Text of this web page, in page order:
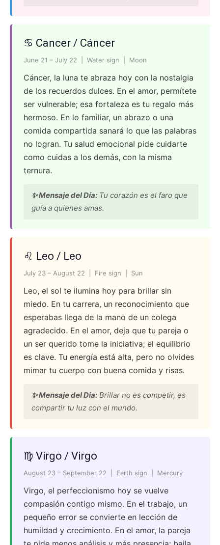
♋ Cancer / Cáncer
June 21 – July 22 | Water sign | Moon
Cáncer, la luna te abraza hoy con la nostalgia
de los recuerdos dulces. En el amor, permítete
ser vulnerable; esa fortaleza es tu regalo más
hermoso. En lo familiar, un abrazo o una
comida compartida sanará lo que las palabras
no logran. Tu salud emocional pide cuidarte
como cuidas a los demás, con la misma
ternura.
✨ Mensaje del Día: Tu corazón es el faro que
guía a quienes amas.
♌ Leo / Leo
July 23 – August 22 | Fire sign | Sun
Leo, el sol te ilumina hoy para brillar sin
miedo. En tu carrera, un reconocimiento que
esperabas llega de la mano de un colega
agradecido. En el amor, deja que tu pareja o
un ser querido tome la iniciativa; el equilibrio
es clave. Tu energía está alta, pero no olvides
mimar tu cuerpo con buena comida y risas.
✨ Mensaje del Día: Brillar no es competir, es
compartir tu luz con el mundo.
♍ Virgo / Virgo
August 23 – September 22 | Earth sign | Mercury
Virgo, el perfeccionismo hoy se vuelve
compasión contigo mismo. En el trabajo, un
pequeño error se convierte en lección de
humildad y crecimiento. En el amor, la pareja